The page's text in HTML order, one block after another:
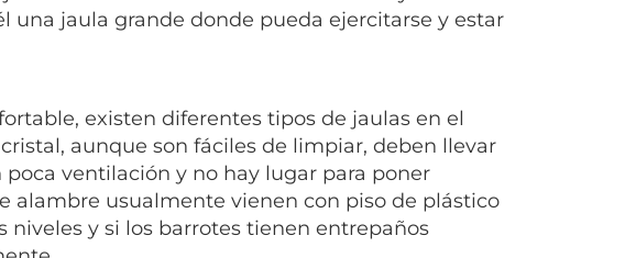
una jaula grande donde pueda ejercitarse y estar
existen diferentes tipos de jaulas en el
aunque son fáciles de limpiar, deben llevar
ventilación y no hay lugar para poner
alambre usualmente vienen con piso de plástico
y si los barrotes tienen entrepaños